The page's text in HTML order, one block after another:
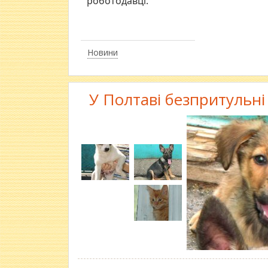
Новини
У Полтаві